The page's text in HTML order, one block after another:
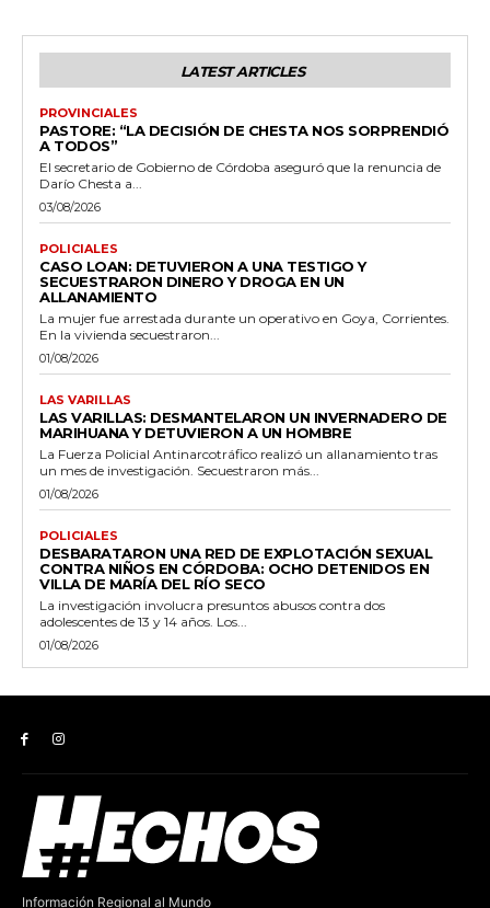
LATEST ARTICLES
PROVINCIALES
PASTORE: “LA DECISIÓN DE CHESTA NOS SORPRENDIÓ
A TODOS”
El secretario de Gobierno de Córdoba aseguró que la renuncia de
Darío Chesta a...
03/08/2026
POLICIALES
CASO LOAN: DETUVIERON A UNA TESTIGO Y
SECUESTRARON DINERO Y DROGA EN UN
ALLANAMIENTO
La mujer fue arrestada durante un operativo en Goya, Corrientes.
En la vivienda secuestraron...
01/08/2026
LAS VARILLAS
LAS VARILLAS: DESMANTELARON UN INVERNADERO DE
MARIHUANA Y DETUVIERON A UN HOMBRE
La Fuerza Policial Antinarcotráfico realizó un allanamiento tras
un mes de investigación. Secuestraron más...
01/08/2026
POLICIALES
DESBARATARON UNA RED DE EXPLOTACIÓN SEXUAL
CONTRA NIÑOS EN CÓRDOBA: OCHO DETENIDOS EN
VILLA DE MARÍA DEL RÍO SECO
La investigación involucra presuntos abusos contra dos
adolescentes de 13 y 14 años. Los...
01/08/2026
Información Regional al Mundo